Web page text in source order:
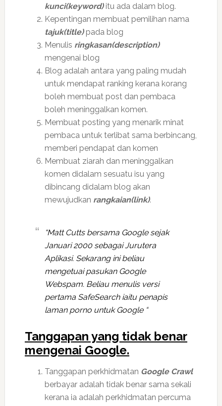
kunci(keyword)itu ada dalam blog.
Kepentingan membuat pemilihan nama
tajuk(title)pada blog
Menulis ringkasan(description)
mengenai blog
Blog adalah antara yang paling mudah
untuk mendapat ranking kerana korang
boleh membuat post dan pembaca
boleh meninggalkan komen.
Membuat posting yang menarik minat
pembaca untuk terlibat sama berbincang,
memberi pendapat dan komen
Membuat ziarah dan meninggalkan
komen didalam sesuatu isu yang
dibincang didalam blog akan
mewujudkan rangkaian(link).
“Matt Cutts bersama Google sejak
Januari 2000 sebagai Jurutera
Aplikasi. Sekarang ini beliau
mengetuai pasukan Google
Webspam. Beliau menulis versi
pertama SafeSearch iaitu penapis
laman porno untuk Google “
Tanggapan yang tidak benar
mengenai Google.
Tanggapan perkhidmatan Google Crawl
berbayar adalah tidak benar sama sekali
kerana ia adalah perkhidmatan percuma